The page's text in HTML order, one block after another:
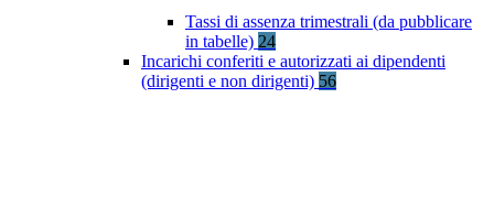
Tassi di assenza trimestrali (da pubblicare
in tabelle) 24
Incarichi conferiti e autorizzati ai dipendenti
(dirigenti e non dirigenti) 56